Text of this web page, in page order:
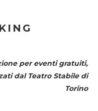
per eventi gratuiti,
dal Teatro Stabile di
Torino